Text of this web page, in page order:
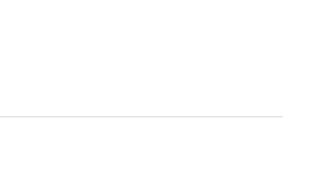
franchise